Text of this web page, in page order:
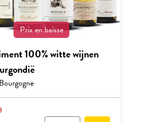
Prix en baisse
100% witte wijnen